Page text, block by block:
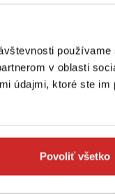
používame
v oblasti
údajmi, ktoré ste im
Povoliť všetko
návin 6mm